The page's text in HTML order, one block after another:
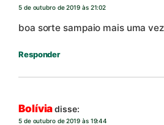
5 de outubro de 2019 às 21:02
boa sorte sampaio mais uma
Responder
Bolíviadisse:
5 de outubro de 2019 às 19:44